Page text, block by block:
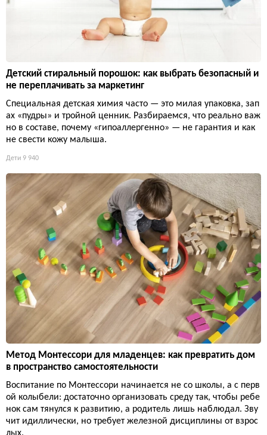
Детский стиральный порошок: как выбрать безопасный и
не переплачивать за маркетинг
Специальная детская химия часто — это милая упаковка, зап
ах «пудры» и тройной ценник. Разбираемся, что реально важ
но в составе, почему «гипоаллергенно» — не гарантия и как
не свести кожу малыша.
Дети 9 940
Метод Монтессори для младенцев: как превратить дом
в пространство самостоятельности
Воспитание по Монтессори начинается не со школы, а с перв
ой колыбели: достаточно организовать среду так, чтобы ребе
нок сам тянулся к развитию, а родитель лишь наблюдал. Зву
чит идиллически, но требует железной дисциплины от взрос
лых.